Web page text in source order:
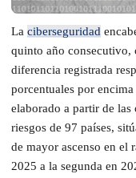
La ciberseguridad
quinto año consecutivo,
diferencia registrada
porcentuales por
elaborado a partir de
riesgos de 97 países,
de mayor ascenso en el
2025 a la segunda en